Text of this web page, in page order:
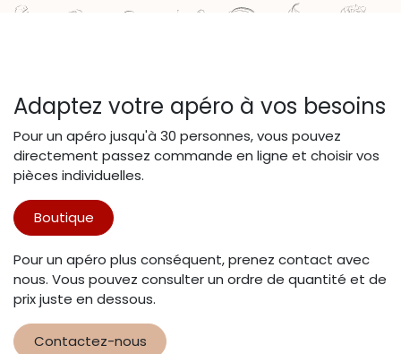
Adaptez votre apéro à vos besoins
Pour un apéro jusqu'à 30 personnes, vous pouvez
directement passez commande en ligne et choisir vos
pièces individuelles.
Boutique
Pour un apéro plus conséquent, prenez contact avec
nous. Vous pouvez consulter un ordre de quantité et de
prix juste en dessous.
Contactez-nous